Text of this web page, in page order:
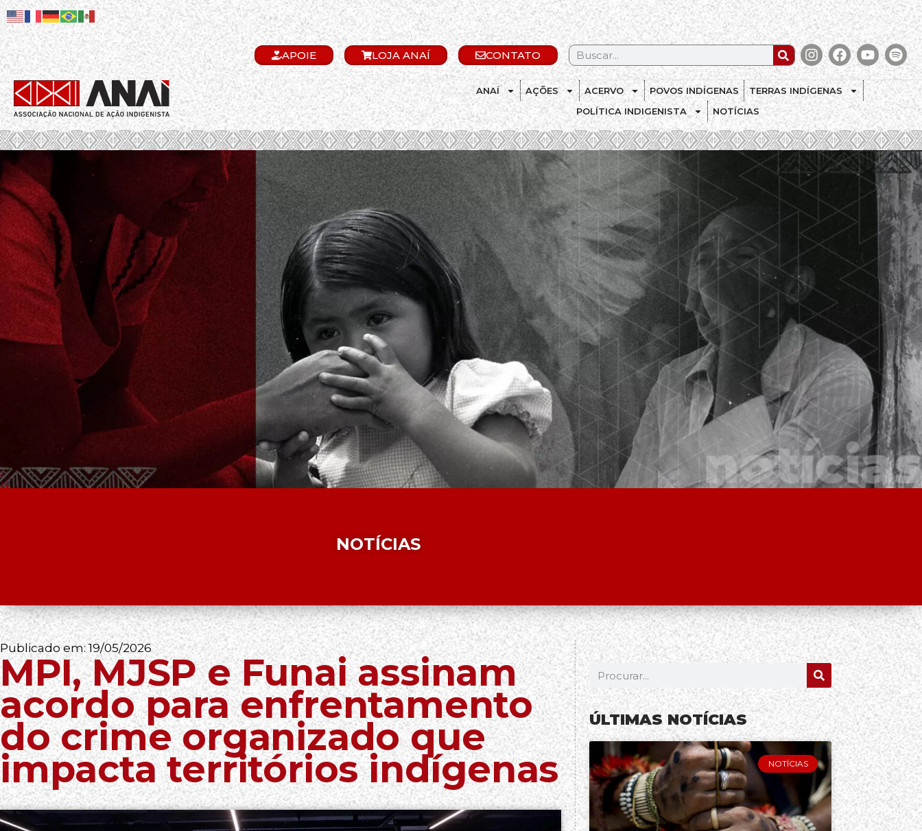
APOIE LOJA ANAÍ CONTATO
ANAÍ AÇÕES ACERVO POVOS INDÍGENAS
TERRAS INDÍGENAS
POLÍTICA INDIGENISTA
NOTÍCIAS
.
NOTÍCIAS
Publicado em:19/05/2026
MPI, MJSP e Funai assinam
acordo para enfrentamento
do crime organizado que
impacta territórios indígenas
ÚLTIMAS NOTÍCIAS
NOTÍCIAS